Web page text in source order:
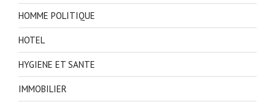
HOMME POLITIQUE
HOTEL
HYGIENE ET SANTE
IMMOBILIER